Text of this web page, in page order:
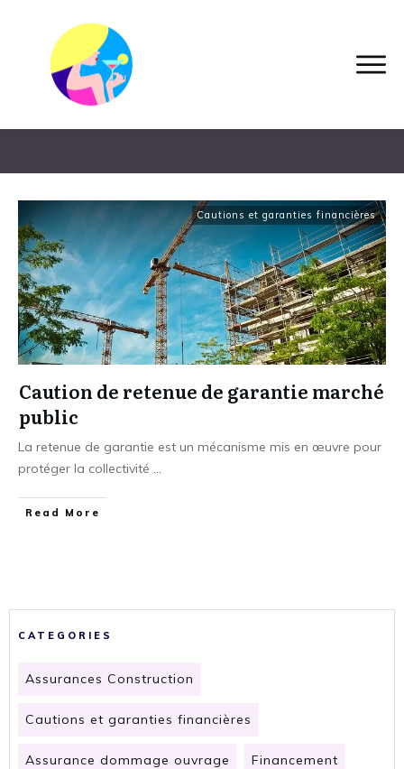
CATEGORIES
Assurances Construction
Cautions et garanties financières
Assurance dommage ouvrage Financement
Cautions et garanties financières
Caution de retenue de garantie marché
public
La retenue de garantie est un mécanisme mis en œuvre pour
protéger la collectivité ...
​Read More